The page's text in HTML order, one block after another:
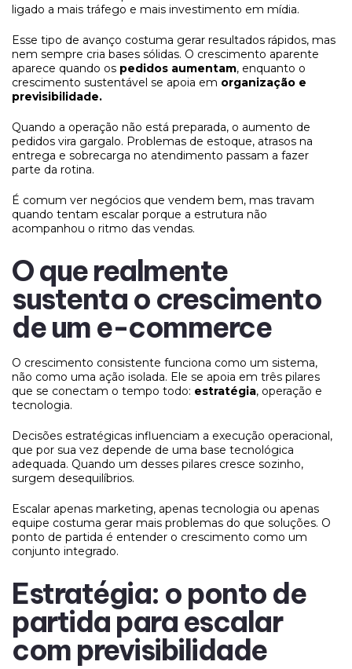
ligado a mais tráfego e mais investimento em mídia.
Esse tipo de avanço costuma gerar resultados rápidos, mas
nem sempre cria bases sólidas. O crescimento aparente
aparece quando os pedidos aumentam, enquanto o
crescimento sustentável se apoia em organização e
previsibilidade.
Quando a operação não está preparada, o aumento de
pedidos vira gargalo. Problemas de estoque, atrasos na
entrega e sobrecarga no atendimento passam a fazer
parte da rotina.
É comum ver negócios que vendem bem, mas travam
quando tentam escalar porque a estrutura não
acompanhou o ritmo das vendas.
O que realmente
sustenta o crescimento
de um e-commerce
O crescimento consistente funciona como um sistema,
não como uma ação isolada. Ele se apoia em três pilares
que se conectam o tempo todo: estratégia, operação e
tecnologia.
Decisões estratégicas influenciam a execução operacional,
que por sua vez depende de uma base tecnológica
adequada. Quando um desses pilares cresce sozinho,
surgem desequilíbrios.
Escalar apenas marketing, apenas tecnologia ou apenas
equipe costuma gerar mais problemas do que soluções. O
ponto de partida é entender o crescimento como um
conjunto integrado.
Estratégia: o ponto de
partida para escalar
com previsibilidade